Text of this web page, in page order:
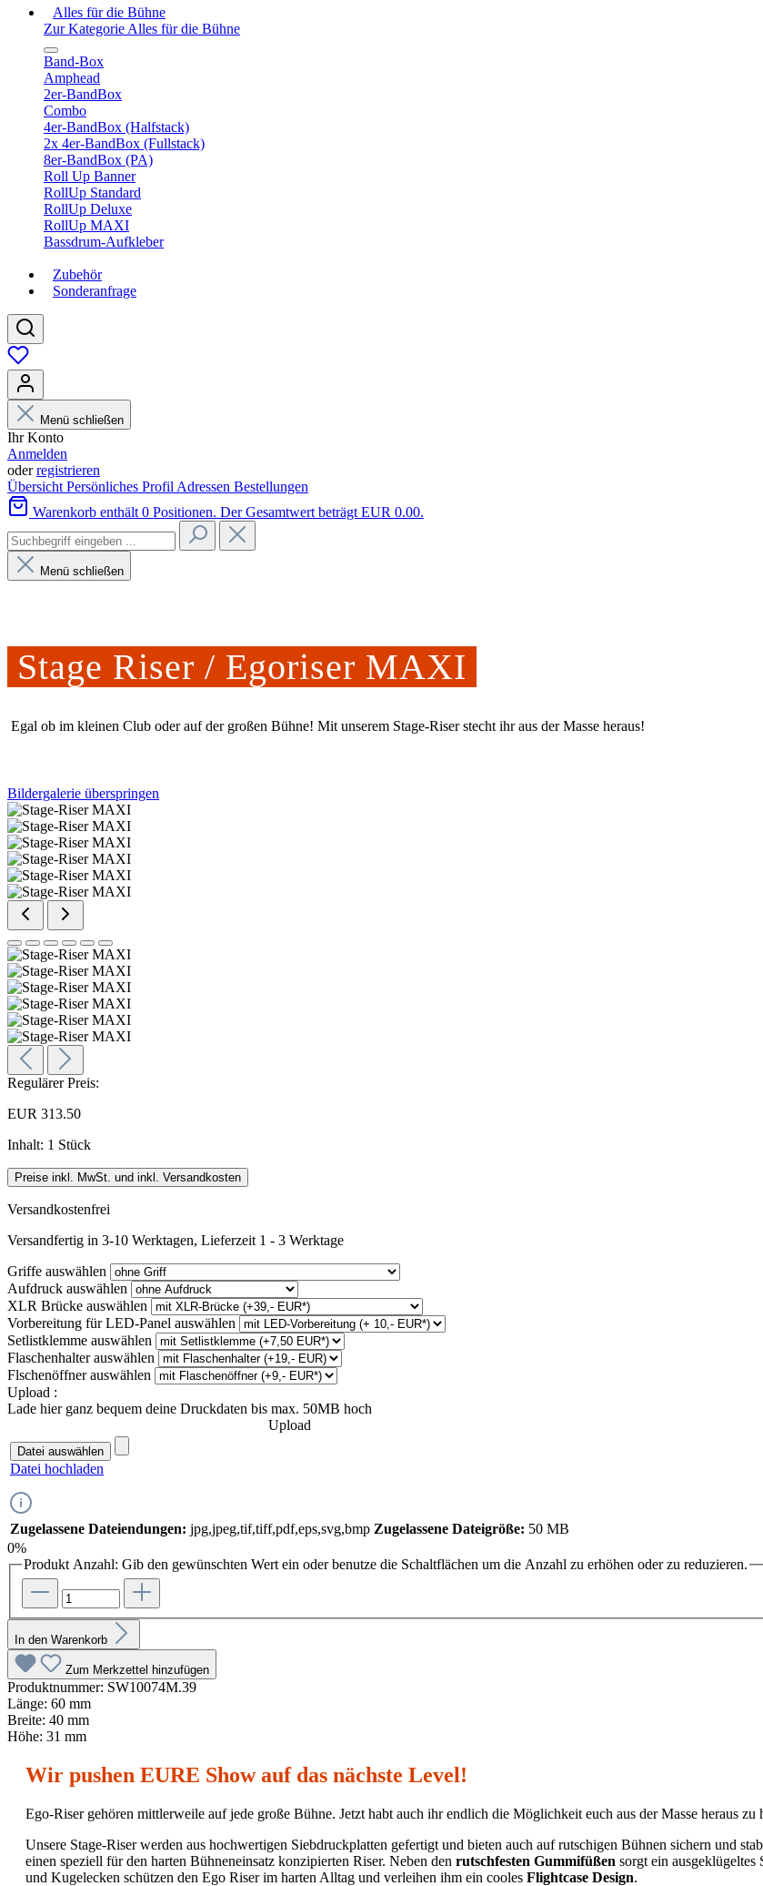
Alles für die Bühne
Zur Kategorie Alles für die Bühne
Band-Box
Amphead
2er-BandBox
Combo
4er-BandBox (Halfstack)
2x 4er-BandBox (Fullstack)
8er-BandBox (PA)
Roll Up Banner
RollUp Standard
RollUp Deluxe
RollUp MAXI
Bassdrum-Aufkleber
Zubehör
Sonderanfrage
Menü schließen
Ihr Konto
Anmelden
oderregistrieren
Übersicht Persönliches Profil Adressen Bestellungen
Warenkorb enthält 0 Positionen. Der Gesamtwert beträgt EUR 0.00.
Menü schließen
Stage Riser / Egoriser MAXI
Egal ob im kleinen Club oder auf der großen Bühne! Mit unserem Stage-Riser stecht ihr aus der Masse heraus!
Bildergalerie überspringen
Regulärer Preis:
EUR 313.50
Inhalt: 1 Stück
Preise inkl. MwSt. und inkl. Versandkosten
Versandkostenfrei
Versandfertig in 3-10 Werktagen, Lieferzeit 1 - 3 Werktage
Griffe auswählen
Aufdruck auswählen
XLR Brücke auswählen
Vorbereitung für LED-Panel auswählen
Setlistklemme auswählen
Flaschenhalterauswählen
Flschenöffnerauswählen
Upload :
Lade hier ganz bequem deine Druckdaten bis max. 50MB hoch
Upload
Datei auswählen
Datei hochladen
Zugelassene Dateiendungen: jpg,jpeg,tif,tiff,pdf,eps,svg,bmp Zugelassene Dateigröße: 50 MB
0%
Produkt Anzahl: Gib den gewünschten Wert ein oder benutze die Schaltflächen um die Anzahl zu erhöhen oder zu reduzieren.
In den Warenkorb
Zum Merkzettel hinzufügen
Produktnummer: SW10074M.39
Länge: 60 mm
Breite: 40 mm
Höhe: 31 mm
Wir pushen EURE Show auf das nächste Level!
Ego-Riser gehören mittlerweile auf jede große Bühne. Jetzt habt auch ihr endlich die Möglichkeit euch aus der Masse heraus zu
Unsere Stage-Riser werden aus hochwertigen Siebdruckplatten gefertigt und bieten auch auf rutschigen Bühnen sichern und
einen speziell für den harten Bühneneinsatz konzipierten Riser. Neben den rutschfesten Gummifüßen sorgt ein
und Kugelecken schützen den Ego Riser im harten Alltag und verleihen ihm ein cooles Flightcase Design.